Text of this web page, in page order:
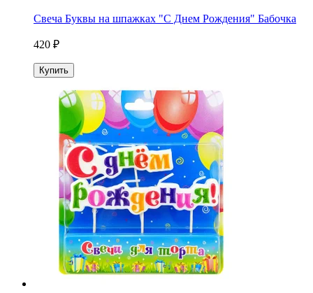
Свеча Буквы на шпажках "С Днем Рождения" Бабочка
420 ₽
Купить